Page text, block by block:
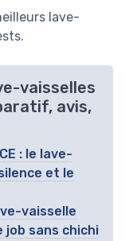
lave-
vaisselles
avis,
: le lave-
et le
vaisselle
sans chichi